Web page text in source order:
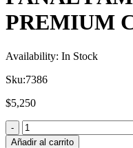
PREMIUM
Availability: In Stock
Sku:7386
$5,250
Añadir al carrito